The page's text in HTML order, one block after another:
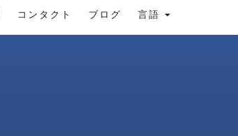
コンタクト ブログ 言語